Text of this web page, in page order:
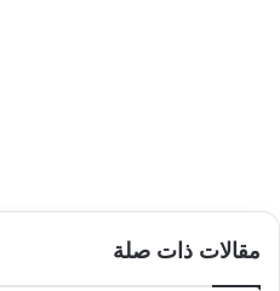
مقالات ذات صلة